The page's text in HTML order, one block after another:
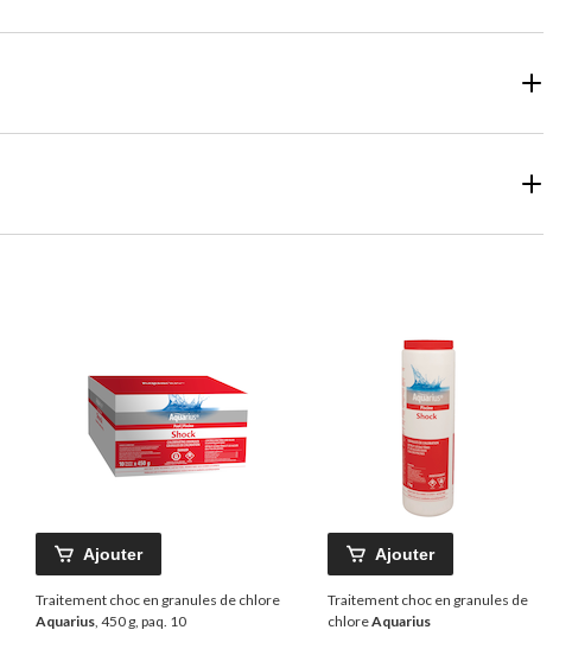
Ajouter
Traitement choc en granules de chlore
Aquarius, 450 g, paq. 10
Ajouter
Traitement choc en granules de
chloreAquarius